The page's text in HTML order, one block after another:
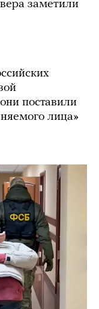
заметили
поставили
лица»